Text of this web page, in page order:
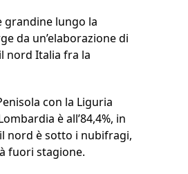
grandine lungo la
da un’elaborazione di
nord Italia fra la
con la Liguria
è all’84,4%, in
nord è sotto i nubifragi,
fuori stagione.